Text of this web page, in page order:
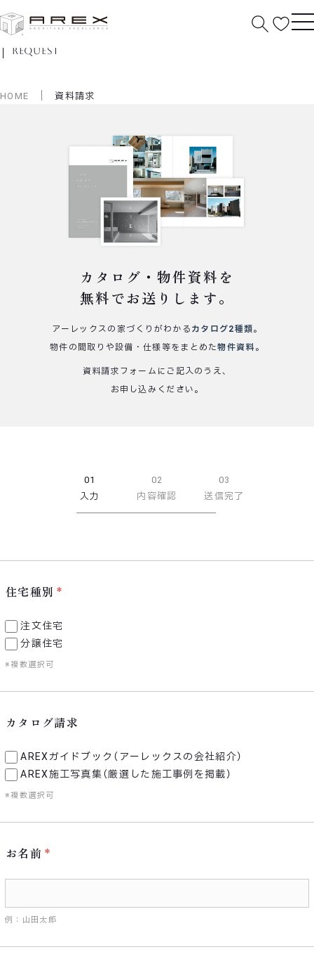
資料請求
request
HOME 資料請求
カタログ・物件資料を
無料でお送りします。
アーレックスの家づくりがわかる カタログ2種類。
物件の間取りや設備・仕様等をまとめた物件資料 。
資料請求フォームにご記入のうえ、
お申し込みください。
01
入力
02
内容確認
03
送信完了
住宅種別
注文住宅
分譲住宅
※複数選択可
カタログ請求
AREXガイドブック（アーレックスの会社紹介）
AREX施工写真集（厳選した施工事例を掲載）
※複数選択可
お名前
例：山田太郎